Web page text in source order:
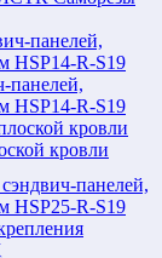
панелей,
HSP14-R-S19
кровли
панелей,
HSP25-R-S19